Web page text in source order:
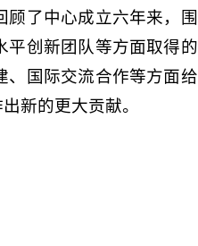
顾了中心成立六年来，围
平创新团队等方面取得的
、国际交流合作等方面给
新的更大贡献。